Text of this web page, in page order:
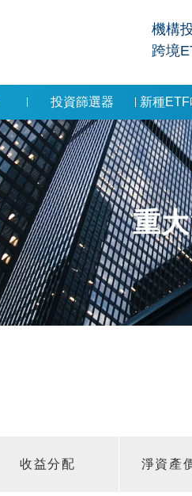
機構
跨境
投資篩選器 新種
重
收益分配 淨資產